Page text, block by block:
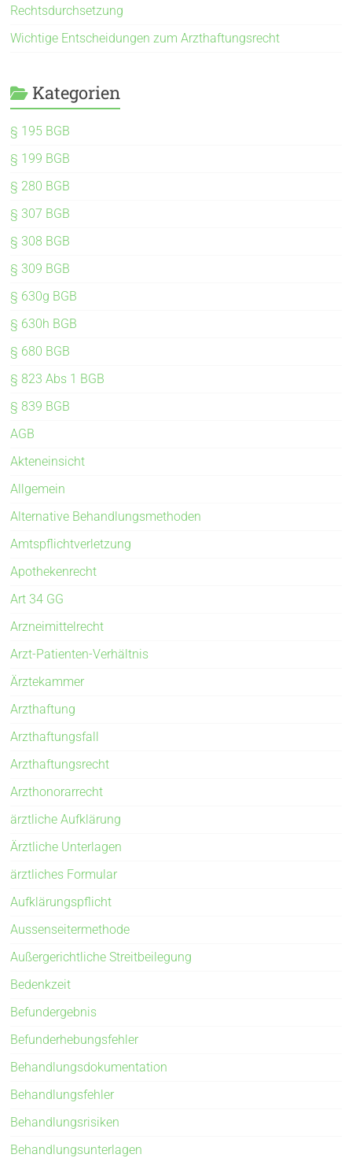
Rechtsdurchsetzung
Wichtige Entscheidungen zum Arzthaftungsrecht
Kategorien
§ 195 BGB
§ 199 BGB
§ 280 BGB
§ 307 BGB
§ 308 BGB
§ 309 BGB
§ 630g BGB
§ 630h BGB
§ 680 BGB
§ 823 Abs 1 BGB
§ 839 BGB
AGB
Akteneinsicht
Allgemein
Alternative Behandlungsmethoden
Amtspflichtverletzung
Apothekenrecht
Art 34 GG
Arzneimittelrecht
Arzt-Patienten-Verhältnis
Ärztekammer
Arzthaftung
Arzthaftungsfall
Arzthaftungsrecht
Arzthonorarrecht
ärztliche Aufklärung
Ärztliche Unterlagen
ärztliches Formular
Aufklärungspflicht
Aussenseitermethode
Außergerichtliche Streitbeilegung
Bedenkzeit
Befundergebnis
Befunderhebungsfehler
Behandlungsdokumentation
Behandlungsfehler
Behandlungsrisiken
Behandlungsunterlagen